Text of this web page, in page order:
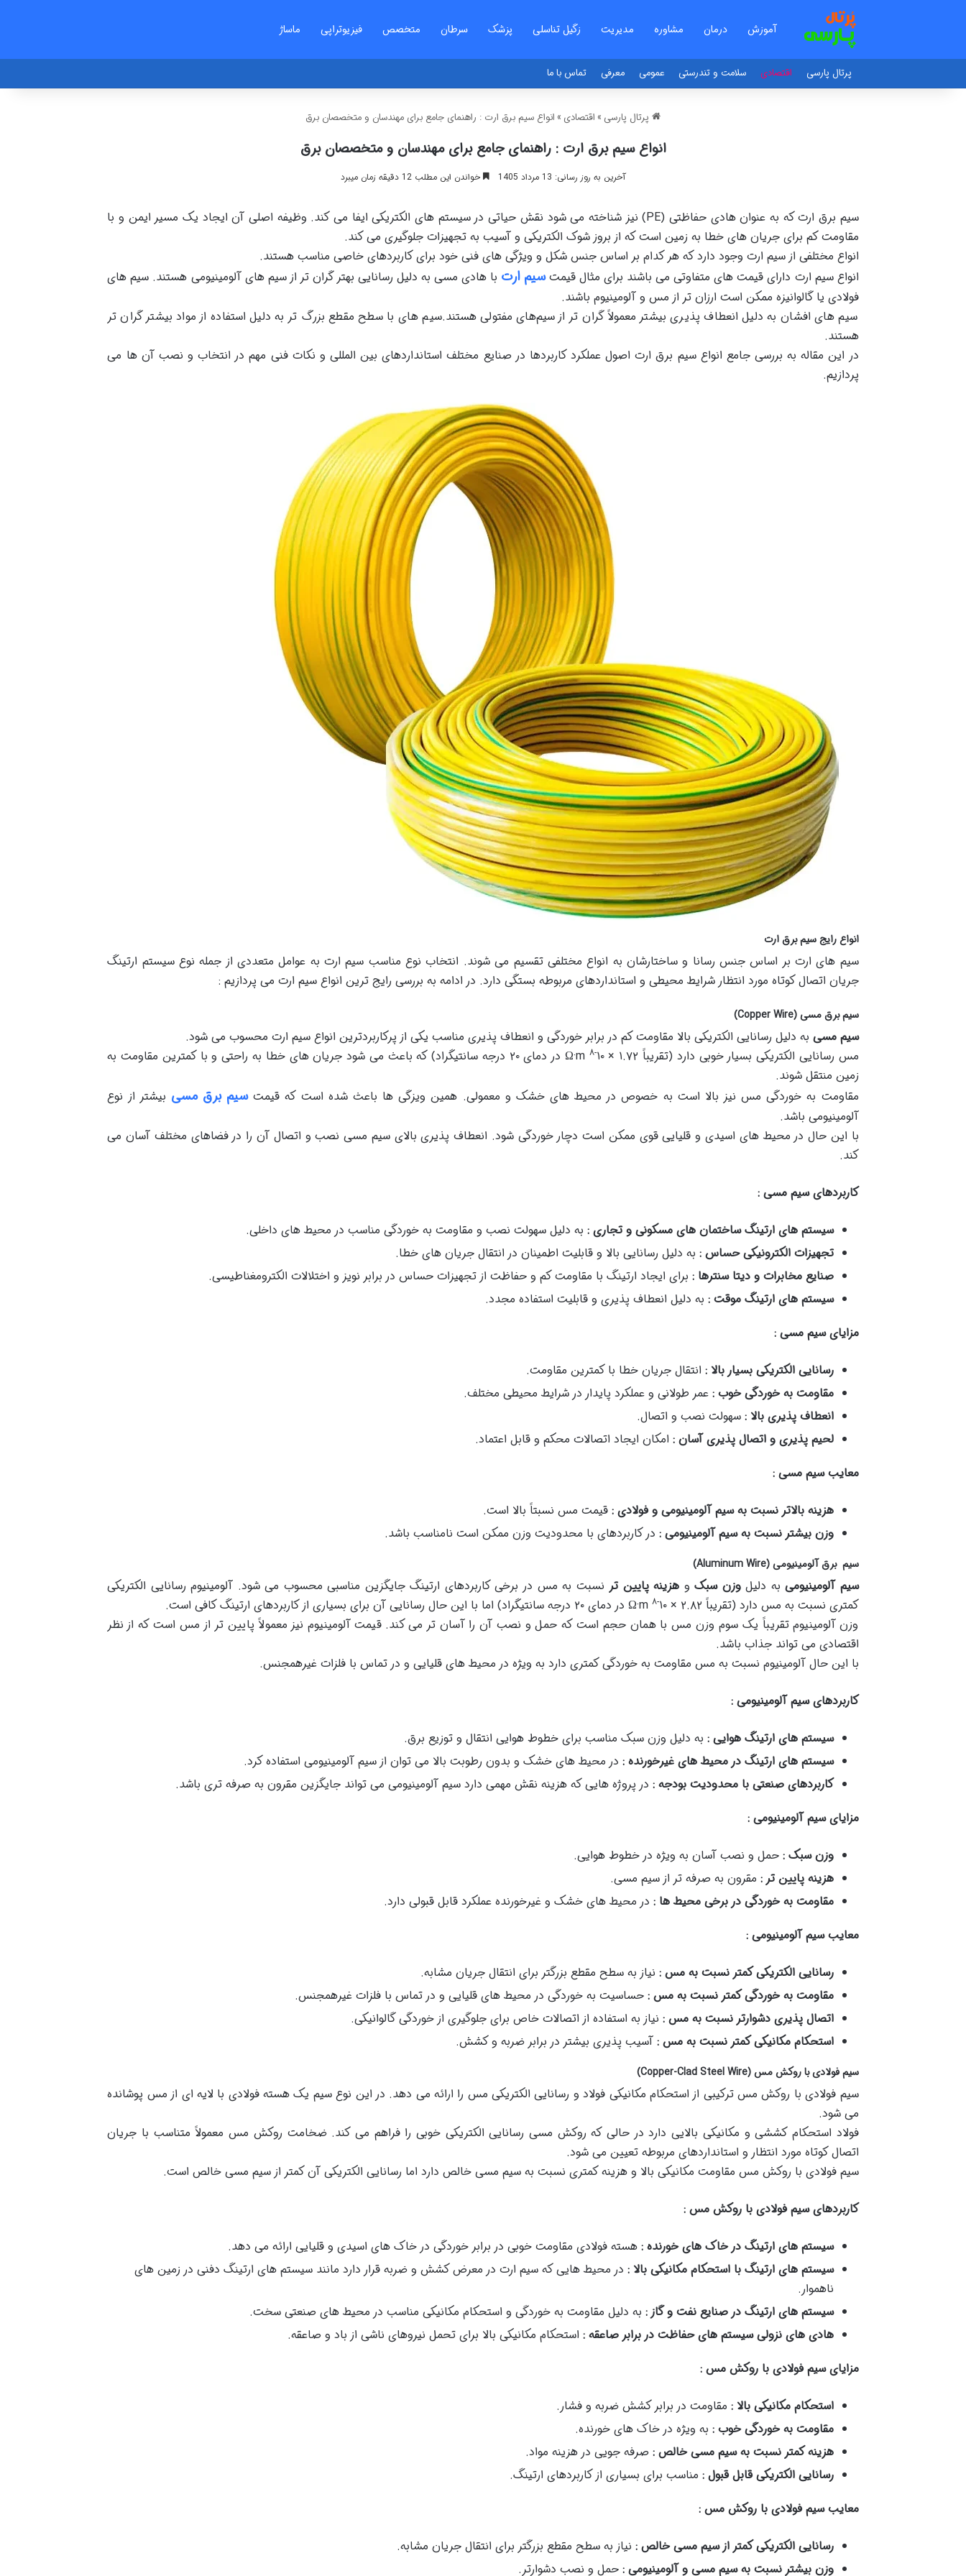
آموزش درمان مشاوره مدیریت زگیل تناسلی پزشک سرطان متخصص فیزیوتراپی ماساژ
پرتال پارسی اقتصادی سلامت و تندرستی عمومی معرفی تماس با ما
پرتال پارسی » اقتصادی » انواع سیم برق ارت : راهنمای جامع برای مهندسان و متخصصان برق
انواع سیم برق ارت : راهنمای جامع برای مهندسان و متخصصان برق
آخرین به روز رسانی: 13 مرداد 1405 خواندن این مطلب 12 دقیقه زمان میبرد
سیم برق ارت که به عنوان هادی حفاظتی (PE) نیز شناخته می شود نقش حیاتی در سیستم های الکتریکی ایفا می کند. وظیفه اصلی آن ایجاد یک مسیر ایمن و با
مقاومت کم برای جریان های خطا به زمین است که از بروز شوک الکتریکی و آسیب به تجهیزات جلوگیری می کند.
انواع مختلفی از سیم ارت وجود دارد که هر کدام بر اساس جنس شکل و ویژگی های فنی خود برای کاربردهای خاصی مناسب هستند.
انواع سیم ارت دارای قیمت های متفاوتی می باشند برای مثال قیمتسیم ارت با هادی مسی به دلیل رسانایی بهتر گران‌ تر از سیم‌ های آلومینیومی هستند. سیم‌ های
فولادی یا گالوانیزه ممکن است ارزان‌ تر از مس و آلومینیوم باشند.
سیم‌ های افشان به دلیل انعطاف‌ پذیری بیشتر معمولاً گران‌ تر از سیم‌های مفتولی هستند.سیم‌ های با سطح مقطع بزرگ‌ تر به دلیل استفاده از مواد بیشتر گران‌ تر
هستند.
در این مقاله به بررسی جامع انواع سیم برق ارت اصول عملکرد کاربردها در صنایع مختلف استانداردهای بین المللی و نکات فنی مهم در انتخاب و نصب آن ها می
پردازیم.
انواع رایج سیم برق ارت
سیم های ارت بر اساس جنس رسانا و ساختارشان به انواع مختلفی تقسیم می شوند. انتخاب نوع مناسب سیم ارت به عوامل متعددی از جمله نوع سیستم ارتینگ
جریان اتصال کوتاه مورد انتظار شرایط محیطی و استانداردهای مربوطه بستگی دارد. در ادامه به بررسی رایج ترین انواع سیم ارت می پردازیم :
سیم برق مسی (Copper Wire)
سیم مسی به دلیل رسانایی الکتریکی بالا مقاومت کم در برابر خوردگی و انعطاف پذیری مناسب یکی از پرکاربردترین انواع سیم ارت محسوب می شود.
مس رسانایی الکتریکی بسیار خوبی دارد (تقریباً ۱.۷۲ × ۱۰
-۸
Ω·m در دمای ۲۰ درجه سانتیگراد) که باعث می شود جریان های خطا به راحتی و با کمترین مقاومت به
زمین منتقل شوند.
مقاومت به خوردگی مس نیز بالا است به خصوص در محیط های خشک و معمولی. همین ویزگی ها باعث شده است که قیمتسیم برق مسی بیشتر از نوع
آلومینیومی باشد.
با این حال در محیط های اسیدی و قلیایی قوی ممکن است دچار خوردگی شود. انعطاف پذیری بالای سیم مسی نصب و اتصال آن را در فضاهای مختلف آسان می
کند.
کاربردهای سیم مسی :
سیستم های ارتینگ ساختمان های مسکونی و تجاری : به دلیل سهولت نصب و مقاومت به خوردگی مناسب در محیط های داخلی.
تجهیزات الکترونیکی حساس : به دلیل رسانایی بالا و قابلیت اطمینان در انتقال جریان های خطا.
صنایع مخابرات و دیتا سنترها : برای ایجاد ارتینگ با مقاومت کم و حفاظت از تجهیزات حساس در برابر نویز و اختلالات الکترومغناطیسی.
سیستم های ارتینگ موقت : به دلیل انعطاف پذیری و قابلیت استفاده مجدد.
مزایای سیم مسی :
رسانایی الکتریکی بسیار بالا : انتقال جریان خطا با کمترین مقاومت.
مقاومت به خوردگی خوب :عمر طولانی و عملکرد پایدار در شرایط محیطی مختلف.
انعطاف پذیری بالا :سهولت نصب و اتصال.
لحیم پذیری و اتصال پذیری آسان : امکان ایجاد اتصالات محکم و قابل اعتماد.
معایب سیم مسی :
هزینه بالاتر نسبت به سیم آلومینیومی و فولادی :قیمت مس نسبتاً بالا است.
وزن بیشتر نسبت به سیم آلومینیومی : در کاربردهای با محدودیت وزن ممکن است نامناسب باشد.
سیم برق آلومینیومی (Aluminum Wire)
سیم آلومینیومیبه دلیلوزن سبکو هزینه پایین تر نسبت به مس در برخی کاربردهای ارتینگ جایگزین مناسبی محسوب می شود. آلومینیوم رسانایی الکتریکی
کمتری نسبت به مس دارد (تقریباً ۲.۸۲ × ۱۰
-۸
Ω·m در دمای ۲۰ درجه سانتیگراد) اما با این حال رسانایی آن برای بسیاری از کاربردهای ارتینگ کافی است.
وزن آلومینیوم تقریباً یک سوم وزن مس با همان حجم است که حمل و نصب آن را آسان تر می کند. قیمت آلومینیوم نیز معمولاً پایین تر از مس است که از نظر
اقتصادی می تواند جذاب باشد.
با این حال آلومینیوم نسبت به مس مقاومت به خوردگی کمتری دارد به ویژه در محیط های قلیایی و در تماس با فلزات غیرهمجنس.
کاربردهای سیم آلومینیومی :
سیستم های ارتینگ هوایی : به دلیل وزن سبک مناسب برای خطوط هوایی انتقال و توزیع برق.
سیستم های ارتینگ در محیط های غیرخورنده : در محیط های خشک و بدون رطوبت بالا می توان از سیم آلومینیومی استفاده کرد.
کاربردهای صنعتی با محدودیت بودجه : در پروژه هایی که هزینه نقش مهمی دارد سیم آلومینیومی می تواند جایگزین مقرون به صرفه تری باشد.
مزایای سیم آلومینیومی :
وزن سبک :حمل و نصب آسان به ویژه در خطوط هوایی.
هزینه پایین تر : مقرون به صرفه تر از سیم مسی.
مقاومت به خوردگی در برخی محیط ها : در محیط های خشک و غیرخورنده عملکرد قابل قبولی دارد.
معایب سیم آلومینیومی :
رسانایی الکتریکی کمتر نسبت به مس : نیاز به سطح مقطع بزرگتر برای انتقال جریان مشابه.
مقاومت به خوردگی کمتر نسبت به مس :حساسیت به خوردگی در محیط های قلیایی و در تماس با فلزات غیرهمجنس.
اتصال پذیری دشوارتر نسبت به مس : نیاز به استفاده از اتصالات خاص برای جلوگیری از خوردگی گالوانیکی.
استحکام مکانیکی کمتر نسبت به مس :آسیب پذیری بیشتر در برابر ضربه و کشش.
سیم فولادی با روکش مس (Copper-Clad Steel Wire)
سیم فولادی با روکش مس ترکیبی از استحکام مکانیکی فولاد و رسانایی الکتریکی مس را ارائه می دهد. در این نوع سیم یک هسته فولادی با لایه ای از مس پوشانده
می شود.
فولاد استحکام کششی و مکانیکی بالایی دارد در حالی که روکش مسی رسانایی الکتریکی خوبی را فراهم می کند. ضخامت روکش مس معمولاً متناسب با جریان
اتصال کوتاه مورد انتظار و استانداردهای مربوطه تعیین می شود.
سیم فولادی با روکش مس مقاومت مکانیکی بالا و هزینه کمتری نسبت به سیم مسی خالص دارد اما رسانایی الکتریکی آن کمتر از سیم مسی خالص است.
کاربردهای سیم فولادی با روکش مس :
سیستم های ارتینگ در خاک های خورنده :هسته فولادی مقاومت خوبی در برابر خوردگی در خاک های اسیدی و قلیایی ارائه می دهد.
سیستم های ارتینگ با استحکام مکانیکی بالا : در محیط هایی که سیم ارت در معرض کشش و ضربه قرار دارد مانند سیستم های ارتینگ دفنی در زمین های
ناهموار.
سیستم های ارتینگ در صنایع نفت و گاز : به دلیل مقاومت به خوردگی و استحکام مکانیکی مناسب در محیط های صنعتی سخت.
هادی های نزولی سیستم های حفاظت در برابر صاعقه : استحکام مکانیکی بالا برای تحمل نیروهای ناشی از باد و صاعقه.
مزایای سیم فولادی با روکش مس :
استحکام مکانیکی بالا : مقاومت در برابر کشش ضربه و فشار.
مقاومت به خوردگی خوب : به ویژه در خاک های خورنده.
هزینه کمتر نسبت به سیم مسی خالص :صرفه جویی در هزینه مواد.
رسانایی الکتریکی قابل قبول : مناسب برای بسیاری از کاربردهای ارتینگ.
معایب سیم فولادی با روکش مس :
رسانایی الکتریکی کمتر از سیم مسی خالص : نیاز به سطح مقطع بزرگتر برای انتقال جریان مشابه.
وزن بیشتر نسبت به سیم مسی و آلومینیومی :حمل و نصب دشوارتر.